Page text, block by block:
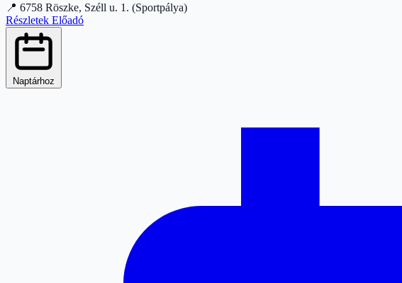
📍 6758 Röszke, Széll u. 1. (Sportpálya)
Részletek Előadó
Naptárhoz